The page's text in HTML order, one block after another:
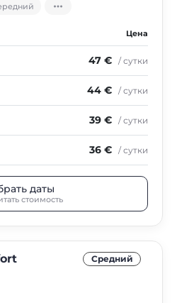
Цена
47 € / сутки
44 € / сутки
39 € / сутки
36 € / сутки
даты
стоимость
Средний